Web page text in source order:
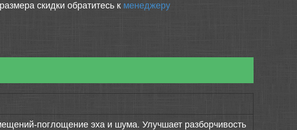
скидки обратитесь к менеджеру
поглощение эха и шума. Улучшает разборчивость